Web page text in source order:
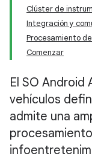
Clúster de
Integración y
Procesamiento
Comenzar
El SO Android
vehículos
admite una